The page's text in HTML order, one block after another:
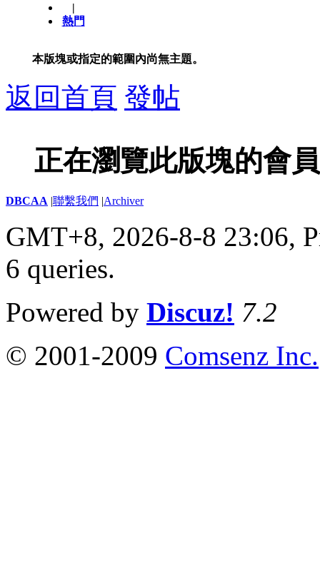
|
熱門
本版塊或指定的範圍內尚無主題。
返回首頁 發帖
正在瀏覽此版塊的會員
DBCAA |聯繫我們 |Archiver
GMT+8, 2026-8-8 23:06,
6 queries.
Powered by Discuz! 7.2
© 2001-2009 Comsenz Inc.